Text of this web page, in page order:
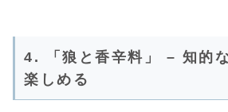
4. 「狼と香辛料」 – 知的
楽しめる